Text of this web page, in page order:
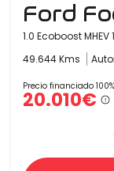
Ford
1.0 Ecoboost MHEV
49.644 Kms
Precio financiado 100%
20.010€